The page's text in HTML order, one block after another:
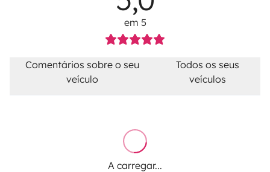
em 5
Comentários sobre o seu
veículo
Todos os seus
veículos
A carregar...